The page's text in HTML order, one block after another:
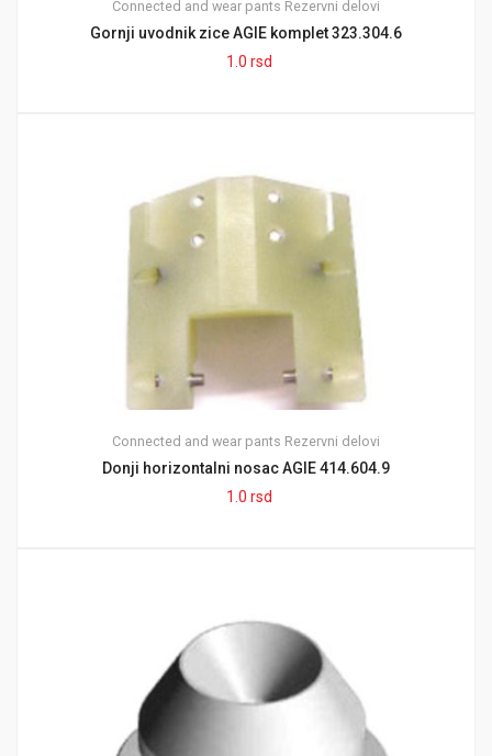
Connected and wear pants Rezervni delovi
Gornji uvodnik zice AGIE komplet 323.304.6
1.0 rsd
Connected and wear pants Rezervni delovi
Donji horizontalni nosac AGIE 414.604.9
1.0 rsd